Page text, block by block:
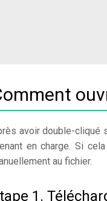
avoir double-cliqué
en charge. Si
au fichier.
1.